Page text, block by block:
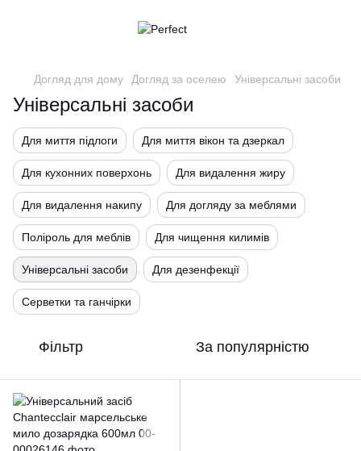
Догляд для дому Догляд за оселею Універсальні засоби
Універсальні засоби
Для миття підлоги Для миття вікон та дзеркал
Для кухонних поверхонь Для видалення жиру
Для видалення накипу Для догляду за меблями
Поліроль для меблів Для чищення килимів
Універсальні засоби Для дезенфекції
Серветки та ганчірки
Фільтр За популярністю